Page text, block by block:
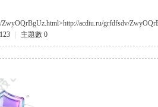
ZwyOQrBgUz.html>http://acdiu.ru/grfdfsdv/
主題數 0